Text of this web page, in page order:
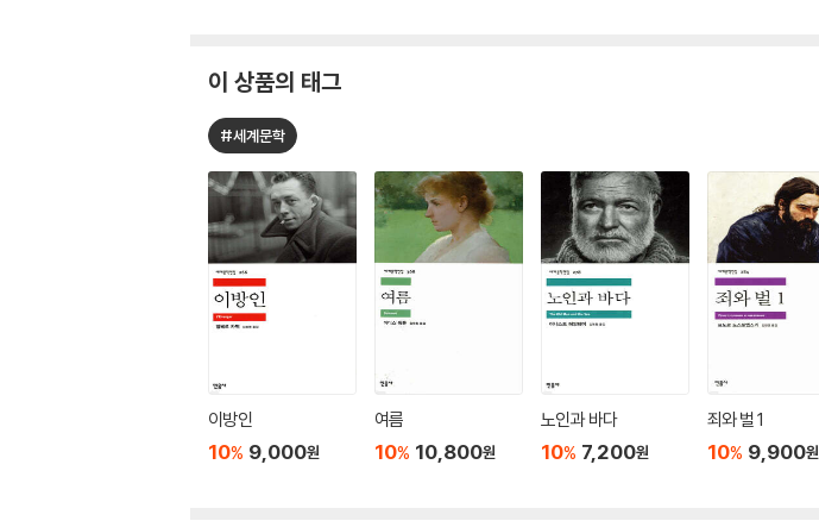
이 상품의 태그
#세계문학
이방인
10% 9,000원
여름
10% 10,800원
노인과 바다
10% 7,200원
죄와 벌 1
10% 9,900원